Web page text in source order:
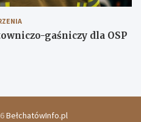
gaśniczy dla OSP
BełchatówInfo.pl